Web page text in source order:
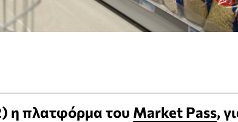
η πλατφόρμα του Market Pass,